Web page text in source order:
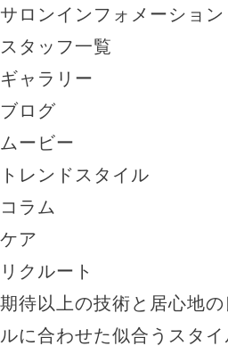
サロンインフォメーション
スタッフ一覧
ギャラリー
ブログ
ムービー
トレンドスタイル
コラム
ケア
リクルート
期待以上の技術と居心地
ルに合わせた似合うスタ